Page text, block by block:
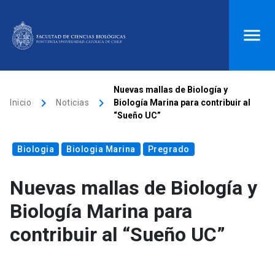
Biblioteca launch Donaciones launch
search
Inicio
Quiénes somos
Inicio keyboard_arrow_right Noticias keyboard_arrow_right
Nuevas mallas de Biología y
Biología Marina para contribuir al
“Sueño UC”
Biologia Biologia Marina Pregrado
Nuevas mallas de Biología y
Biología Marina para
contribuir al “Sueño UC”